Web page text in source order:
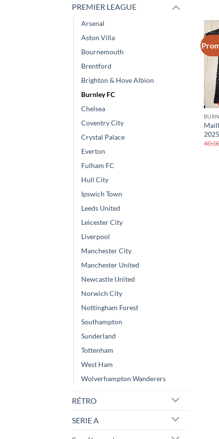
PREMIER LEAGUE
Arsenal
Aston Villa
Bournemouth
Brentford
Brighton & Hove Albion
Burnley FC
Chelsea
Coventry City
Crystal Palace
Everton
Fulham FC
Hull City
Ipswich Town
Leeds United
Leicester City
Liverpool
Manchester City
Manchester United
Newcastle United
Norwich City
Nottingham Forest
Southampton
Sunderland
Tottenham
West Ham
Wolverhampton Wanderers
RÉTRO
SERIE A